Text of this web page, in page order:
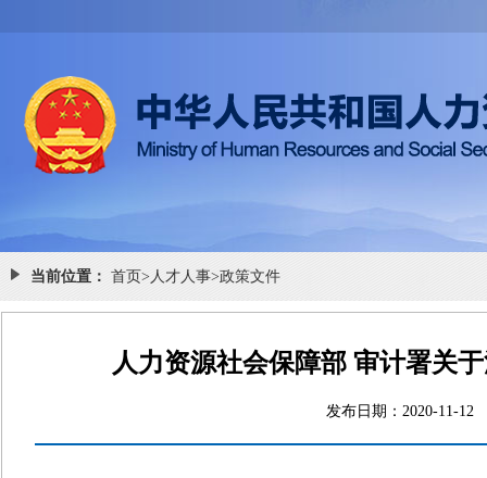
当前位置： 首页>人才人事>政策文件
人力资源社会保障部 审计署关
发布日期：